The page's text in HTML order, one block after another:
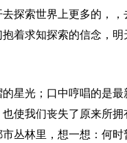
探索世界上更多的，
着求知探索的信念，明
星光；口中哼唱的是
使我们丧失了原来所
丛林里，想一想：何